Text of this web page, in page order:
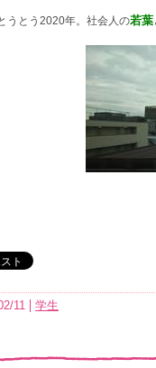
うとう2020年。社会人の若葉
11 学生